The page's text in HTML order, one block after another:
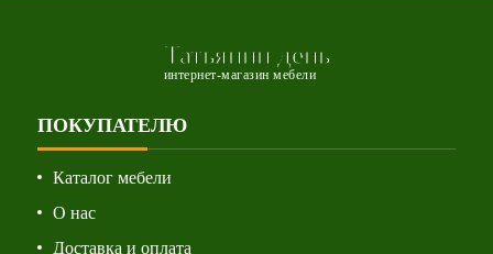
Татьянин день
интернет-магазин мебели
ПОКУПАТЕЛЮ
Каталог мебели
О нас
Доставка и оплата